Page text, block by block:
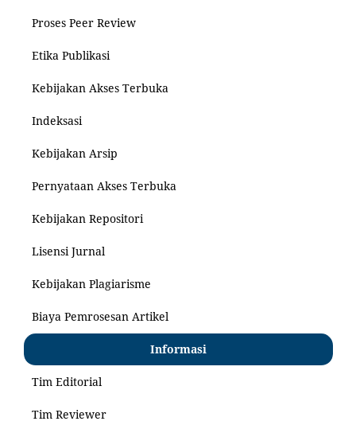
Proses Peer Review
Etika Publikasi
Kebijakan Akses Terbuka
Indeksasi
Kebijakan Arsip
Pernyataan Akses Terbuka
Kebijakan Repositori
Lisensi Jurnal
Kebijakan Plagiarisme
Biaya Pemrosesan Artikel
Informasi
Tim Editorial
Tim Reviewer